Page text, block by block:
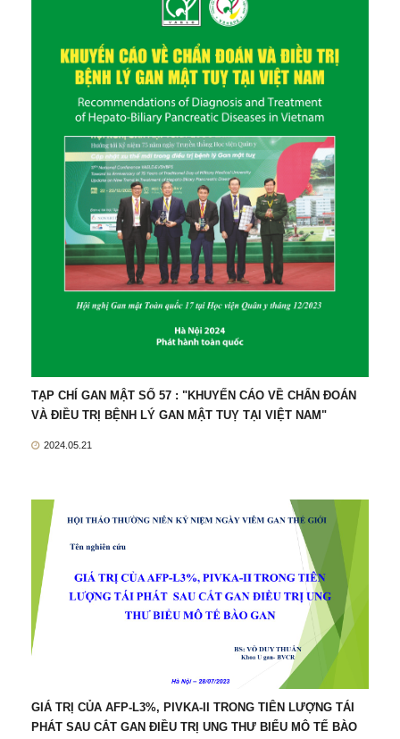
TẠP CHÍ GAN MẬT SỐ 57 : "KHUYẾN CÁO VỀ CHẨN ĐOÁN
VÀ ĐIỀU TRỊ BỆNH LÝ GAN MẬT TUỴ TẠI VIỆT NAM"
2024.05.21
GIÁ TRỊ CỦA AFP-L3%, PIVKA-II TRONG TIÊN LƯỢNG TÁI
PHÁT SAU CẮT GAN ĐIỀU TRỊ UNG THƯ BIỂU MÔ TẾ BÀO